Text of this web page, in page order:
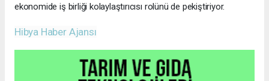
ekonomide iş birliği kolaylaştırıcısı rolünü de pekiştiriyor.
Hibya Haber Ajansı